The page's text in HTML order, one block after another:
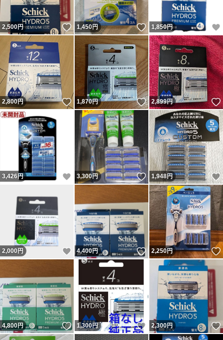
2,500円 いいね！
1,450円 いいね！
1,850円
2,800円 いいね！
1,870円 いいね！
2,899円
3,426 円 いいね！
3,300円 いいね！
1,948円
2,000 円 いいね！
4,400円 いいね！
2,250円
4,800円 いいね！
1,300円 いいね！
2,300円